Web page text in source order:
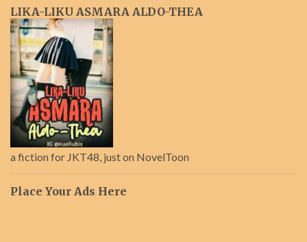
LIKA-LIKU ASMARA ALDO-THEA
a fiction for JKT48, just on NovelToon
Place Your Ads Here